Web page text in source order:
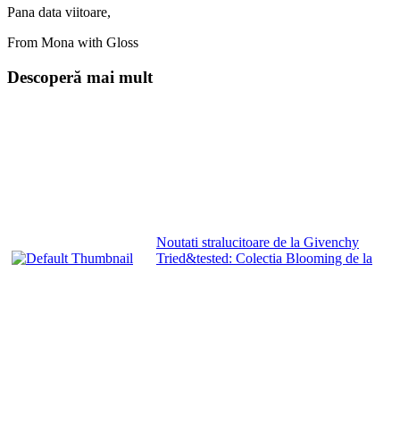
Pana data viitoare,
From Mona with Gloss
Descoperă mai mult
Noutati stralucitoare de la Givenchy
Tried&tested: Colectia Blooming de la